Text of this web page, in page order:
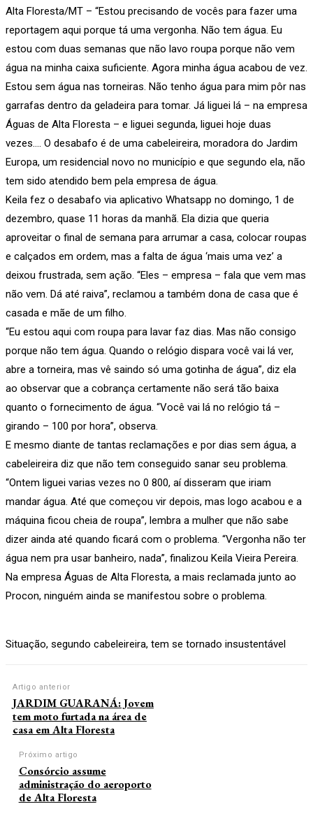
Alta Floresta/MT – “Estou precisando de vocês para fazer uma
reportagem aqui porque tá uma vergonha. Não tem água. Eu
estou com duas semanas que não lavo roupa porque não vem
água na minha caixa suficiente. Agora minha água acabou de vez.
Estou sem água nas torneiras. Não tenho água para mim pôr nas
garrafas dentro da geladeira para tomar. Já liguei lá – na empresa
Águas de Alta Floresta – e liguei segunda, liguei hoje duas
vezes…. O desabafo é de uma cabeleireira, moradora do Jardim
Europa, um residencial novo no município e que segundo ela, não
tem sido atendido bem pela empresa de água.
Keila fez o desabafo via aplicativo Whatsapp no domingo, 1 de
dezembro, quase 11 horas da manhã. Ela dizia que queria
aproveitar o final de semana para arrumar a casa, colocar roupas
e calçados em ordem, mas a falta de água ‘mais uma vez’ a
deixou frustrada, sem ação. “Eles – empresa – fala que vem mas
não vem. Dá até raiva”, reclamou a também dona de casa que é
casada e mãe de um filho.
“Eu estou aqui com roupa para lavar faz dias. Mas não consigo
porque não tem água. Quando o relógio dispara você vai lá ver,
abre a torneira, mas vê saindo só uma gotinha de água”, diz ela
ao observar que a cobrança certamente não será tão baixa
quanto o fornecimento de água. “Você vai lá no relógio tá –
girando – 100 por hora”, observa.
E mesmo diante de tantas reclamações e por dias sem água, a
cabeleireira diz que não tem conseguido sanar seu problema.
“Ontem liguei varias vezes no 0 800, aí disseram que iriam
mandar água. Até que começou vir depois, mas logo acabou e a
máquina ficou cheia de roupa”, lembra a mulher que não sabe
dizer ainda até quando ficará com o problema. “Vergonha não ter
água nem pra usar banheiro, nada”, finalizou Keila Vieira Pereira.
Na empresa Águas de Alta Floresta, a mais reclamada junto ao
Procon, ninguém ainda se manifestou sobre o problema.
Situação, segundo cabeleireira, tem se tornado insustentável
Artigo anterior
JARDIM GUARANÁ: Jovem
tem moto furtada na área de
casa em Alta Floresta
Próximo artigo
Consórcio assume
administração do aeroporto
de Alta Floresta